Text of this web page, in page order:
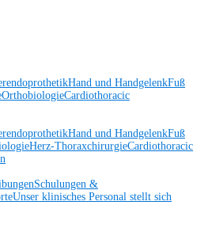
Hand und HandgelenkFuß
OrthobiologieCardiothoracic
Hand und HandgelenkFuß
Herz-ThoraxchirurgieCardiothoracic
Schulungen &
Unser klinisches Personal stellt sich